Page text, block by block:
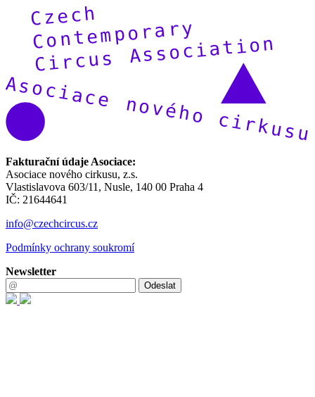
Fakturační údaje Asociace:
Asociace nového cirkusu, z.s.
Vlastislavova 603/11, Nusle, 140 00 Praha 4
IČ: 21644641
info@czechcircus.cz
Podmínky ochrany soukromí
Newsletter
Odeslat